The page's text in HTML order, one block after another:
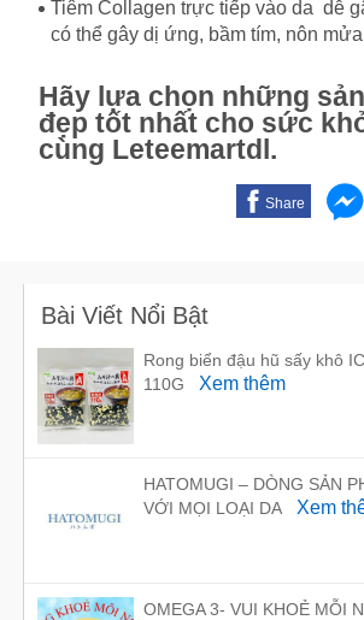
Tiêm Collagen trực tiếp vào da dễ
có thể gây dị ứng, bầm tím, nôn
Hãy lựa chọn những
đẹp tốt nhất cho sức
cùng Leteemartdl.
Share
Bài Viết Nổi Bật
Rong biển đậu hũ sấy khô
110G
Xem thêm
HATOMUGI – DÒNG SẢN
VỚI MỌI LOẠI DA
Xem
OMEGA 3- VUI KHOẺ MỖI